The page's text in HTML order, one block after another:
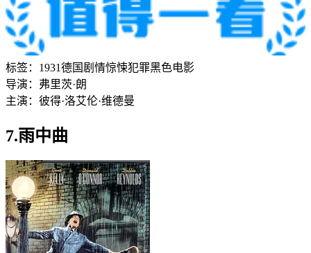
标签： 1931德国 剧情惊悚犯罪黑色电影
导演： 弗里茨·朗
主演： 彼得·洛艾伦·维德曼
7.雨中曲